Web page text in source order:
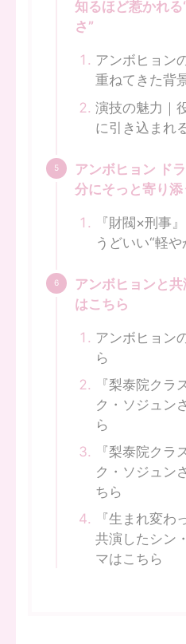
知るほど惹かれる
さ”
アンボヒョン
重ねてきた背
演技の魅力｜
に引き込まれ
アンボヒョン ド
分にそっと寄り
『財閥×刑事
うどいい“軽
アンボヒョンと
はこちら
アンボヒョン
ら
『梨泰院クラ
ク・ソジュン
ら
『梨泰院クラ
ク・ソジュン
ちら
『生まれ変わ
共演したシン
マはこちら